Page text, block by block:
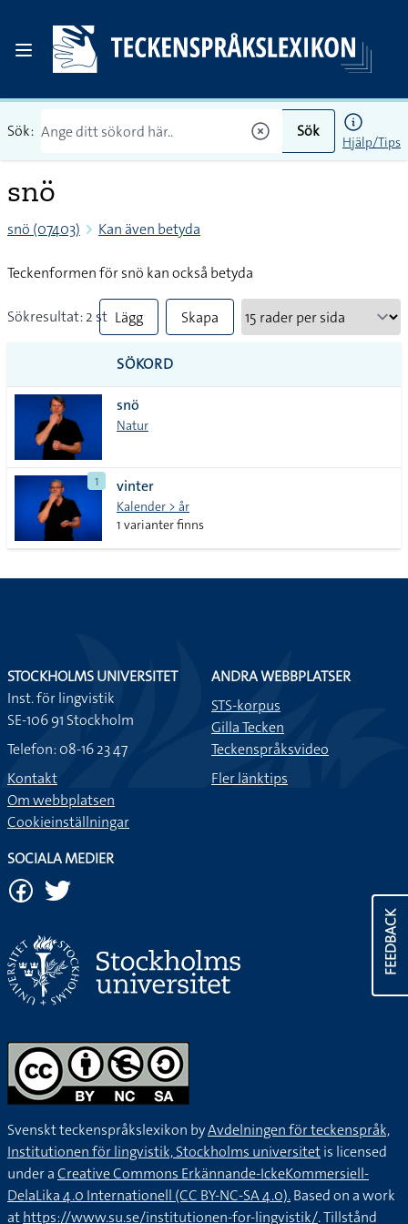
Sök: Sök
Hjälp/Tips
snö
snö (07403) Kan även betyda
Teckenformen för snö kan också betyda
Sökresultat: 2 st Lägg
till
alla i
lista
Skapa
SÖKORD
snö
Natur
1 vinter
Kalender > år
1 varianter finns
FEEDBACK
STOCKHOLMS UNIVERSITET
Inst. för lingvistik
SE-106 91 Stockholm
Telefon: 08-16 23 47
Kontakt
Om webbplatsen
Cookieinställningar
ANDRA WEBBPLATSER
STS-korpus
Gilla Tecken
Teckenspråksvideo
Fler länktips
SOCIALA MEDIER
Svenskt teckenspråkslexikon byAvdelningen för teckenspråk,
Institutionen för lingvistik, Stockholms universitetis licensed
under aCreative Commons Erkännande-IckeKommersiell-
DelaLika 4.0 Internationell (CC BY-NC-SA 4.0).Based on a work
athttps://www.su.se/institutionen-for-lingvistik/. Tillstånd